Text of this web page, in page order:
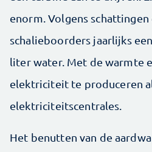
enorm. Volgens
schalieboorders jaarlijks
liter water. Met de warmte
elektriciteit te produceren
elektriciteitscentrales.
Het benutten van de